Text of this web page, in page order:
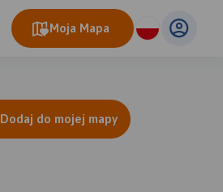
Moja Mapa
Dodaj do mojej mapy